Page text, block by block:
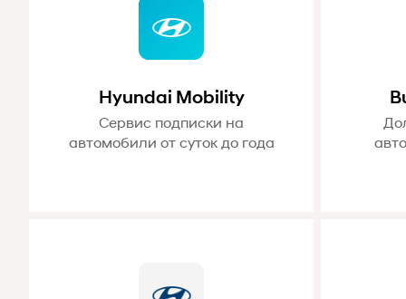
Hyundai Mobility
Сервис подписки на
автомобили от суток до года